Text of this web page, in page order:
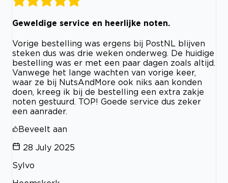
Geweldige service en heerlijke noten.
Vorige bestelling was ergens bij PostNL blijven
steken dus was drie weken onderweg. De huidige
bestelling was er met een paar dagen zoals altijd.
Vanwege het lange wachten van vorige keer,
waar ze bij NutsAndMore ook niks aan konden
doen, kreeg ik bij de bestelling een extra zakje
noten gestuurd. TOP! Goede service dus zeker
een aanrader.
Beveelt aan
28 July 2025
Sylvo